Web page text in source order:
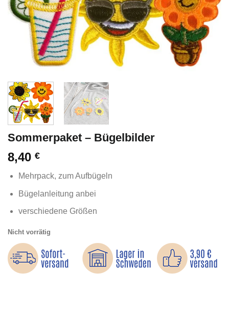
Sommerpaket – Bügelbilder
8,40 €
Mehrpack, zum Aufbügeln
Bügelanleitung anbei
verschiedene Größen
Nicht vorrätig